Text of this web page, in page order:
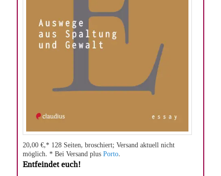
20,00 €,* 128 Seiten, broschiert; Versand aktuell nicht
möglich. * Bei Versand plusPorto.
Entfeindet euch!